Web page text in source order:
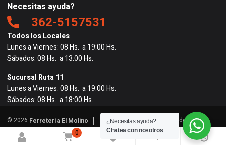
0
0
Necesitas ayuda?
362-5157531
Todos los Locales
Lunes a Viernes: 08 Hs. a 19:00 Hs.
Sábados: 08 Hs. a 13:00 Hs.
Sucursal Ruta 11
Lunes a Viernes: 08 Hs. a 19:00 Hs.
Sábados: 08 Hs. a 18:00 Hs.
© 2026 Ferretería El Molino
. Todos los derechos reservados. |
Powered by
BigRedes
¿Necesitas ayuda?
Chatea con nosotros